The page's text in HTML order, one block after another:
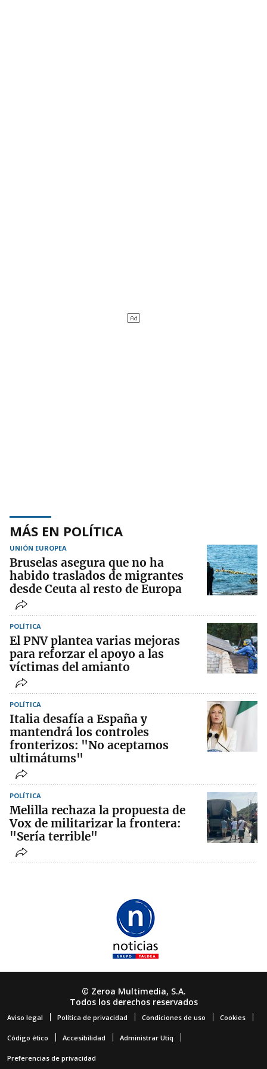
MÁS EN POLÍTICA
UNIÓN EUROPEA
Bruselas asegura que no ha
habido traslados de migrantes
desde Ceuta al resto de Europa
POLÍTICA
El PNV plantea varias mejoras
para reforzar el apoyo a las
víctimas del amianto
POLÍTICA
Italia desafía a España y
mantendrá los controles
fronterizos: "No aceptamos
ultimátums"
POLÍTICA
Melilla rechaza la propuesta de
Vox de militarizar la frontera:
"Sería terrible"
© Zeroa Multimedia, S.A.
Todos los derechos reservados
Aviso legal Política de privacidad Condiciones de uso Cookies
Código ético Accesibilidad Administrar Utiq
Preferencias de privacidad